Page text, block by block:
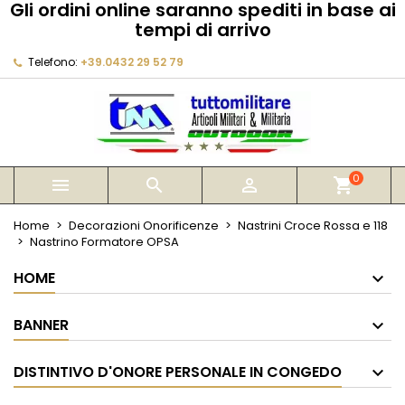
Gli ordini online saranno spediti in base ai
tempi di arrivo
Telefono: +39.0432 29 52 79
   shopping_cart0
Home Decorazioni Onorificenze
Nastrini Croce Rossa e 118
Nastrino Formatore OPSA
HOME
BANNER
DISTINTIVO D'ONORE PERSONALE IN CONGEDO
My wishlists
add_circle_outline Create new list
Crea lista dei desideri
Annulla Crea lista dei desideri
Devi avere effettuato l'accesso per salvare dei
prodotti nella tua lista dei desideri.
Annulla